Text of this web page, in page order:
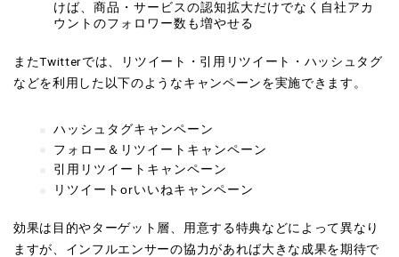
けば、商品・サービスの認知拡大だけでなく自社アカ
ウントのフォロワー数も増やせる
またTwitterでは、リツイート・引用リツイート・ハッシュタグ
などを利用した以下のようなキャンペーンを実施できます。
ハッシュタグキャンペーン
フォロー＆リツイートキャンペーン
引用リツイートキャンペーン
リツイートorいいねキャンペーン
効果は目的やターゲット層、用意する特典などによって異なり
ますが、インフルエンサーの協力があれば大きな成果を期待で